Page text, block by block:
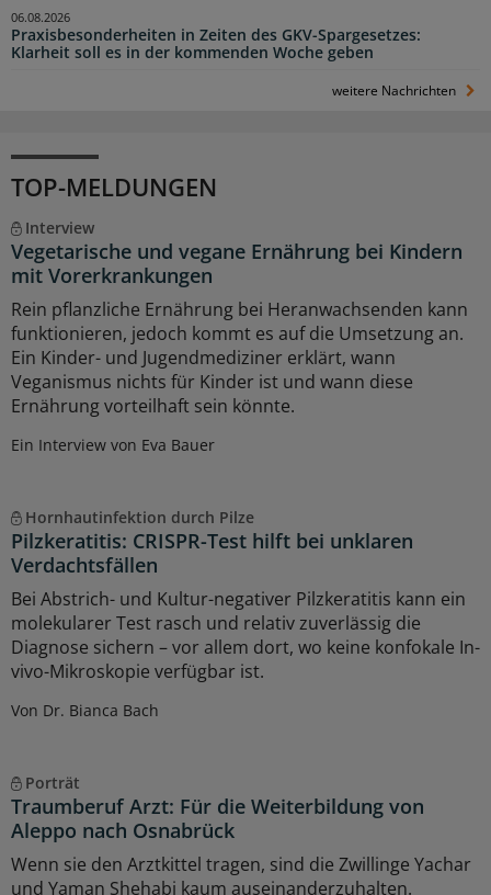
Praxisbesonderheiten in Zeiten des GKV-Spargesetzes:
Klarheit soll es in der kommenden Woche geben
06.08.2026
weitere Nachrichten
TOP-MELDUNGEN
Interview
Vegetarische und vegane Ernährung bei Kindern
mit Vorerkrankungen
Rein pflanzliche Ernährung bei Heranwachsenden kann
funktionieren, jedoch kommt es auf die Umsetzung an.
Ein Kinder- und Jugendmediziner erklärt, wann
Veganismus nichts für Kinder ist und wann diese
Ernährung vorteilhaft sein könnte.
Ein Interview von Eva Bauer
Hornhautinfektion durch Pilze
Pilzkeratitis: CRISPR-Test hilft bei unklaren
Verdachtsfällen
Bei Abstrich- und Kultur-negativer Pilzkeratitis kann ein
molekularer Test rasch und relativ zuverlässig die
Diagnose sichern – vor allem dort, wo keine konfokale In-
vivo-Mikroskopie verfügbar ist.
Von Dr. Bianca Bach
Porträt
Traumberuf Arzt: Für die Weiterbildung von
Aleppo nach Osnabrück
Wenn sie den Arztkittel tragen, sind die Zwillinge Yachar
und Yaman Shehabi kaum auseinanderzuhalten.